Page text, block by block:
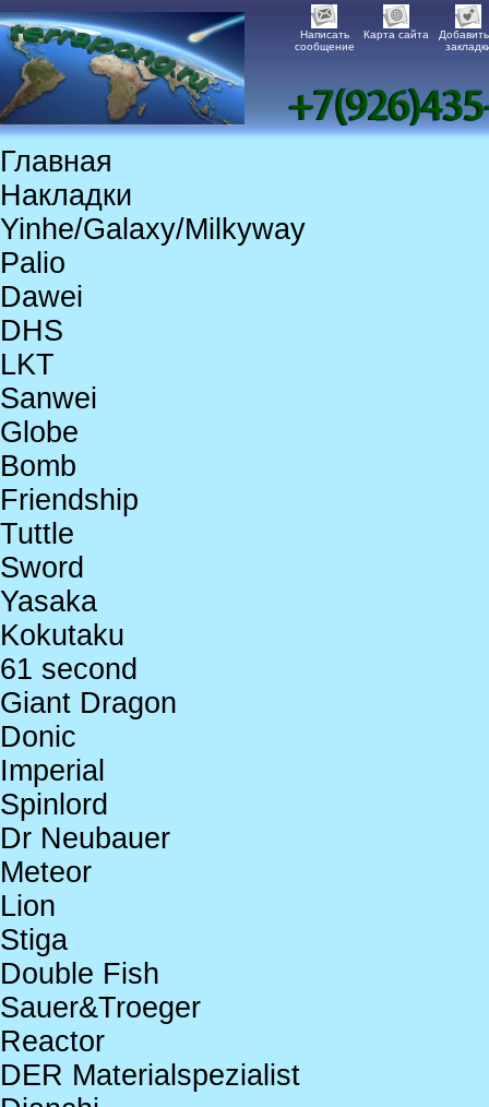
Написать
сообщение
Карта сайта
Главная
Накладки
Yinhe/Galaxy/Milkyway
Palio
Dawei
DHS
LKT
Sanwei
Globe
Bomb
Friendship
Tuttle
Sword
Yasaka
Kokutaku
61 second
Giant Dragon
Donic
Imperial
Spinlord
Dr Neubauer
Meteor
Lion
Stiga
Double Fish
Sauer&Troeger
Reactor
DER Materialspezialist